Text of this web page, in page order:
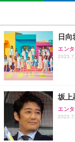
日向
エン
坂上
エン